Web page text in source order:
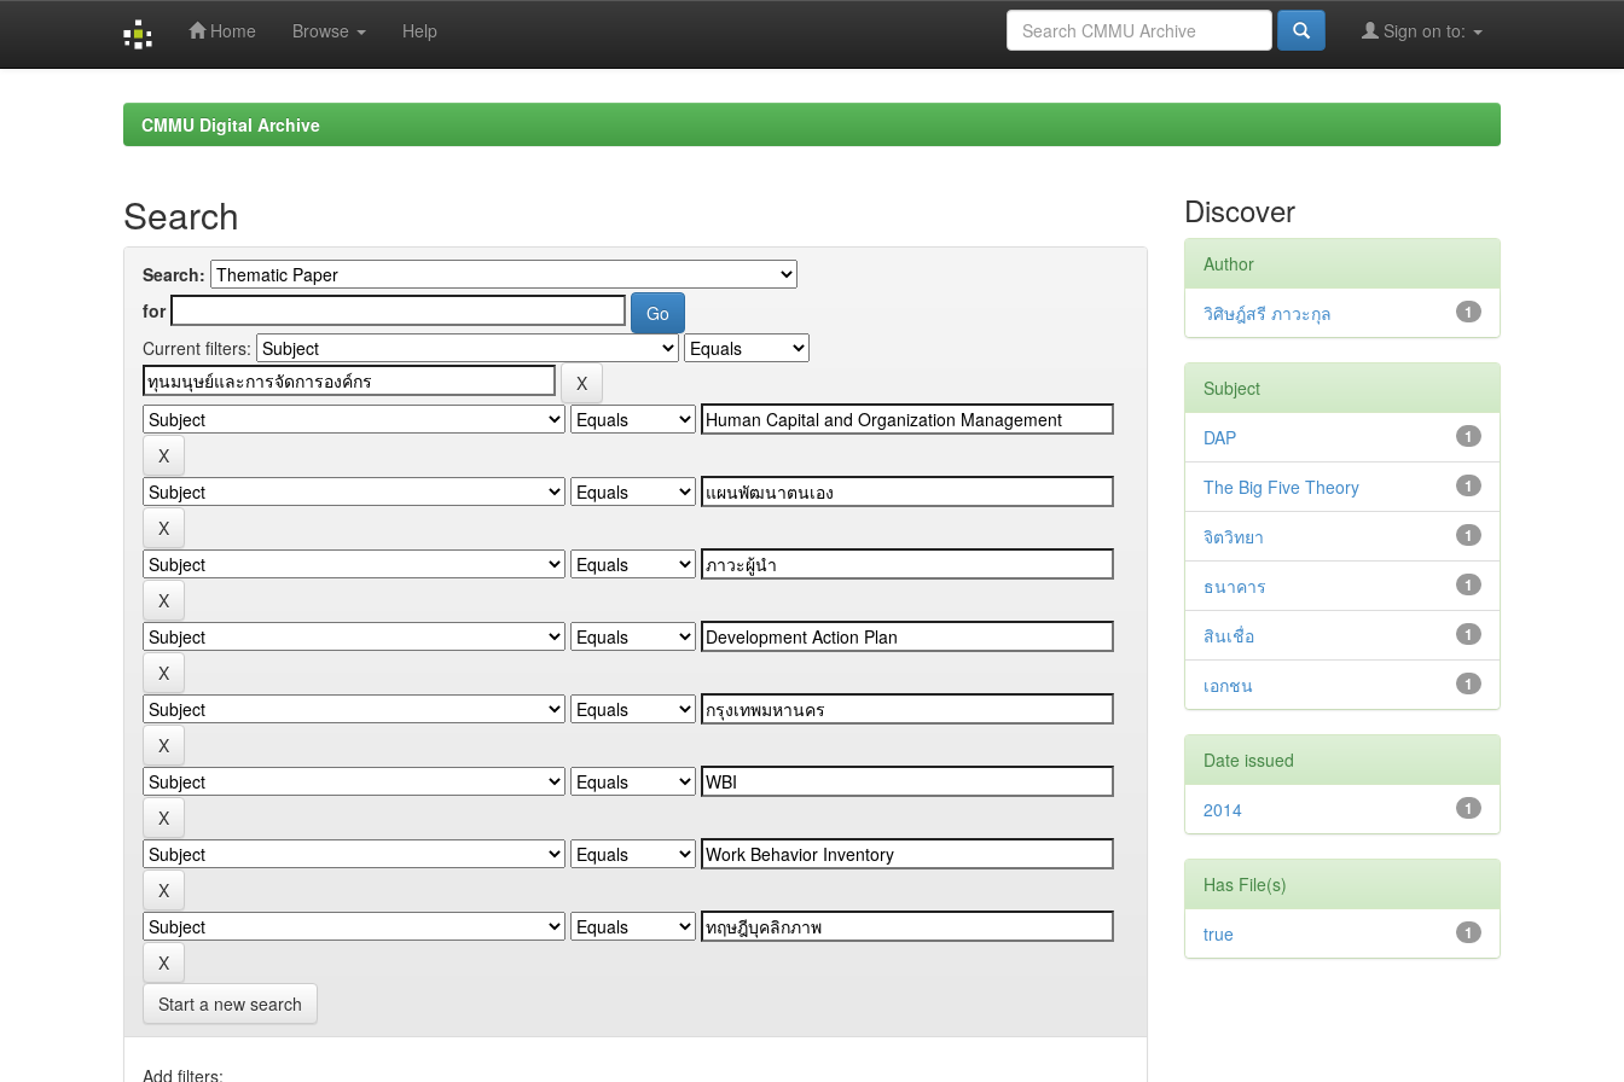
Home Browse Help Sign on to:
CMMU Digital Archive
Search
Search:
for
Current filters:
Start a new search
Add filters:
Discover
Author
1
วิศิษฎ์สรี ภาวะกุล
Subject
1
DAP
1
The Big Five Theory
1
จิตวิทยา
1
ธนาคาร
1
สินเชื่อ
1
เอกชน
Date issued
1
2014
Has File(s)
1
true